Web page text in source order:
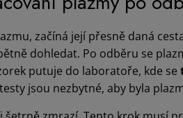
začíná její přesně daná
dohledat. Po odběru se
putuje do laboratoře, kde se
jsou nezbytné, aby byla